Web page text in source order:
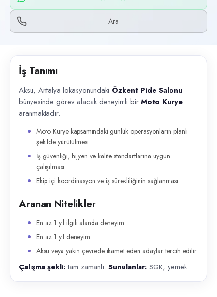
Başvuru kanalları
WhatsApp, Telefon
Aksu, Antalya lokasyonundaki Özkent Pide Salonu bünyesinde görev
Ara
İş Tanımı
Aksu, Antalya lokasyonundaki Özkent Pide Salonu
bünyesinde görev alacak deneyimli bir Moto Kurye
aranmaktadır.
Moto Kurye kapsamındaki günlük operasyonların planlı
şekilde yürütülmesi
İş güvenliği, hijyen ve kalite standartlarına uygun
çalışılması
Ekip içi koordinasyon ve iş sürekliliğinin sağlanması
Aranan Nitelikler
En az 1 yıl ilgili alanda deneyim
En az 1 yıl deneyim
Aksu veya yakın çevrede ikamet eden adaylar tercih edilir
Çalışma şekli:tam zamanlı. Sunulanlar: SGK, yemek.